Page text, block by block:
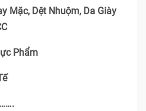
Mặc, Dệt Nhuộm, Da Giày
Phẩm